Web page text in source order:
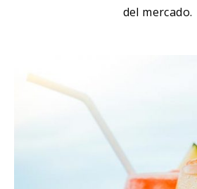
del mercado.